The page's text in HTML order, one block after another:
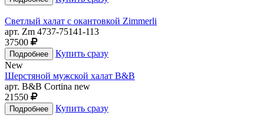
Светлый халат с окантовкой Zimmerli
арт. Zm 4737-75141-113
37500
Купить сразу
New
Шерстяной мужской халат B&B
арт. B&B Cortina new
21550
Купить сразу